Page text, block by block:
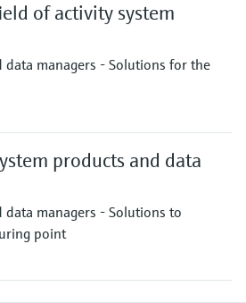
of activity system
data managers - Solutions for the
products and data
data managers - Solutions to
point